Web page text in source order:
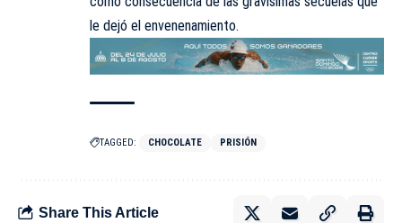
le dejó el envenenamiento.
TAGGED: CHOCOLATE PRISIÓN
Share This Article